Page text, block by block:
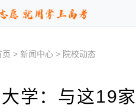
页 >新闻中心 > 院校动态
学：与这19